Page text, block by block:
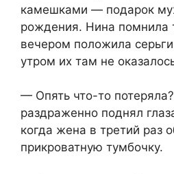
камешками — подарок
рождения. Нина помнила
вечером положила
утром их там не
— Опять что-то
раздраженно поднял
когда жена в третий раз
прикроватную тумбочку.